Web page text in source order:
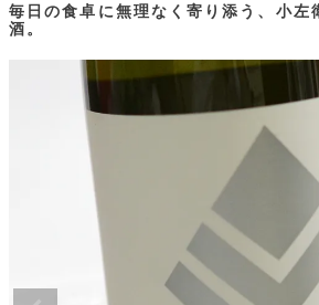
毎日の食卓に無理なく寄り添う、小左
酒。